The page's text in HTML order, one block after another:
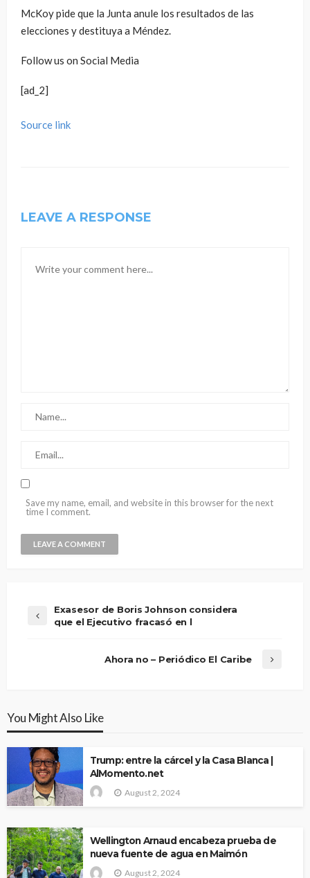
McKoy pide que la Junta anule los resultados de las
elecciones y destituya a Méndez.
Follow us on Social Media
[ad_2]
Source link
LEAVE A RESPONSE
Save my name, email, and website in this browser for the next
time I comment.
Exasesor de Boris Johnson considera
que el Ejecutivo fracasó en l
Ahora no – Periódico El Caribe
You Might Also Like
Trump: entre la cárcel y la Casa Blanca |
AlMomento.net
August 2, 2024
Wellington Arnaud encabeza prueba de
nueva fuente de agua en Maimón
August 2, 2024